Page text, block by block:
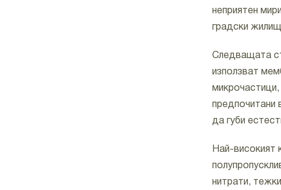
неприятен
градски
Следващата
използват
предпочитани
да губи
Най-високият
нитрати,